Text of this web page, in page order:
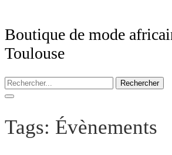
Boutique de mode
Toulouse
Rechercher
Tags: Évènements